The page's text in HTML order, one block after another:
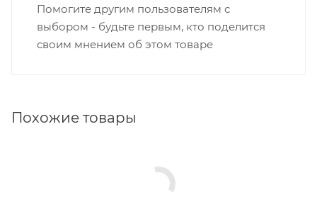
Помогите другим пользователям с
выбором - будьте первым, кто поделится
своим мнением об этом товаре
Похожие товары